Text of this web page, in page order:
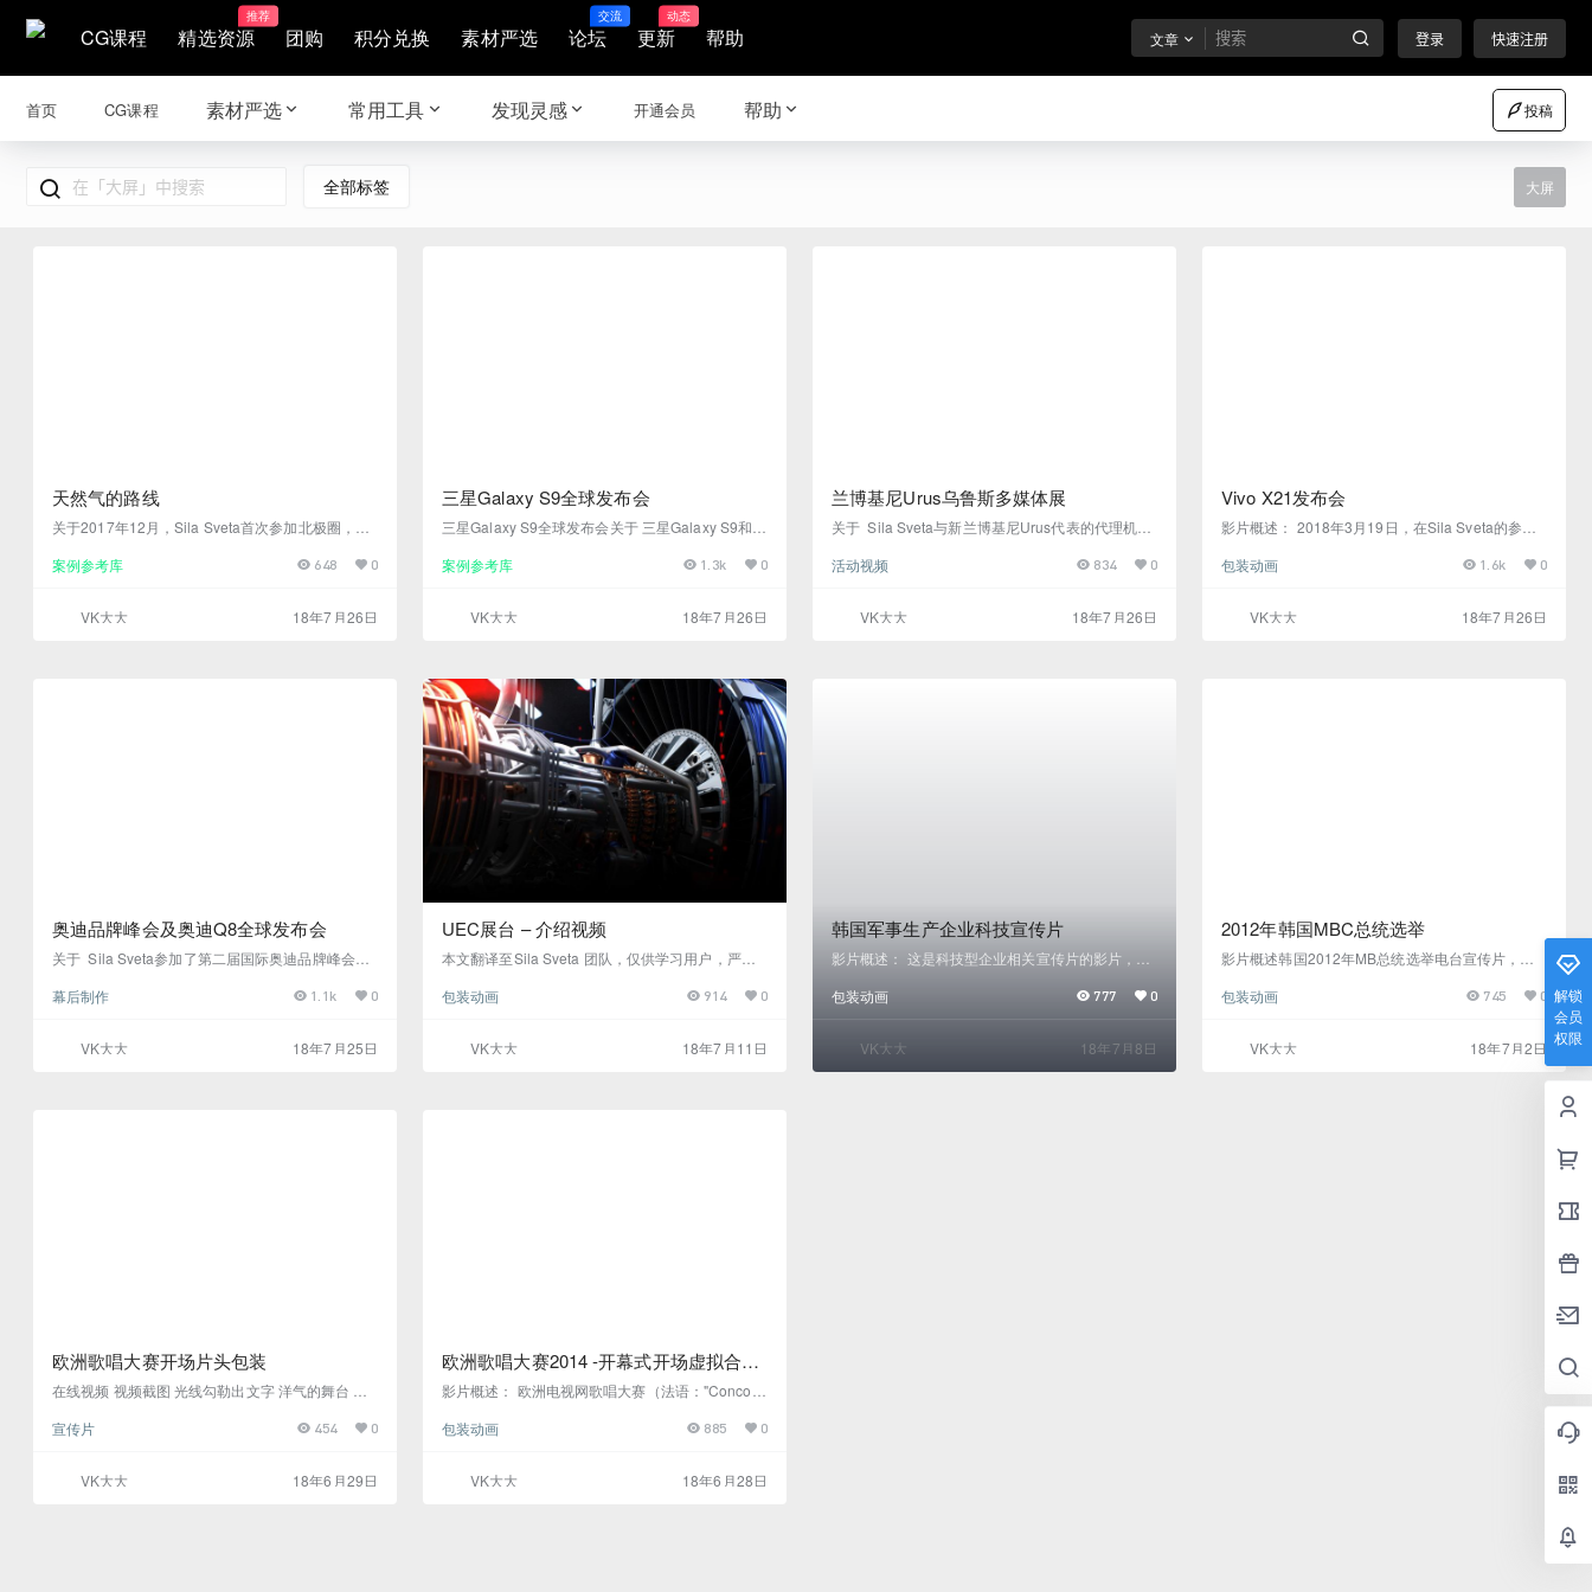
CG课程 精选资源
推荐
团购 积分兑换 素材严选 论坛
交流
更新
动态
帮助 文章 登录 快速注册
首页 CG课程 素材严选 常用工具 发现灵感 开通会员 帮助 投稿
全部标签 大屏
天然气的路线
关于2017年12月，Sila Sveta首次参加北极圈，展
的展示，这是俄罗斯北部亚马尔半岛第一艘油轮装
许多特性，以创建一个沉浸式视频，涵盖了天然气
案例参考库 648 0
VK大大 18年7月26日
三星Galaxy S9全球发布会
三星Galaxy S9全球发布会关于 三星Galaxy S9和S
举行 - 我们为节目的开幕和闭幕节目制作了巧妙的
演示，在巴塞罗那举行的移动世界大会之前举行。
方英尺） …
案例参考库 1.3k 0
VK大大 18年7月26日
兰博基尼Urus乌鲁斯多媒体展
关于 Sila Sveta与新兰博基尼Urus代表的代理机构
立了新的标杆。 2018年2月15日，世界上第一辆来
科博物馆推出。对于主要节目，Sila Sveta展示了独
活动视频 834 0
VK大大 18年7月26日
Vivo X21发布会
影片概述： 2018年3月19日，在Sila Sveta的参与
在中国历史悠久的乌镇举行。对于盛大的活动，大
手机无边框显示屏的新功能。Sila Sveta为11个LE
包装动画 1.6k 0
VK大大 18年7月26日
奥迪品牌峰会及奥迪Q8全球发布会
关于 Sila Sveta参加了第二届国际奥迪品牌峰会，
艾康Etron车，Aicon和Etron，最重要的是，最新款
媒体工具来展示每个模型：在湖岸上构建的多层LE
幕后制作 1.1k 0
VK大大 18年7月25日
UEC展台 – 介绍视频
本文翻译至Sila Sveta 团队，仅供学习用户，严禁
C”）是一家从事航空，航海和工业用燃气涡轮发动
际发动机展览会。Sila Sveta为博览会开发了多媒体
包装动画 914 0
VK大大 18年7月11日
韩国军事生产企业科技宣传片
影片概述： 这是科技型企业相关宣传片的影片，本
在部队或军事武器生产企业宣传应用中比较常见，
包装动画 777 0
VK大大 18年7月8日
2012年韩国MBC总统选举
影片概述韩国2012年MB总统选举电台宣传片，如
系，如何表现所有人都紧密连接，影片开片通过小
子）,连接其它人放飞的种子，慢慢连成线后，线条
包装动画 745 0
VK大大 18年7月2日
欧洲歌唱大赛开场片头包装
在线视频 视频截图 光线勾勒出文字 洋气的舞台 线
宣传片
454 0
VK大大 18年6月29日
欧洲歌唱大赛2014 -开幕式开场虚拟合唱
片头
影片概述： 欧洲电视网歌唱大赛（法语："Concour
Song Contest"）是欧洲广播联盟（EBU）主办的一
大的歌唱类比赛。在第59届欧洲电视歌唱大赛中，
包装动画 885 0
VK大大 18年6月28日
解锁
会员
权限